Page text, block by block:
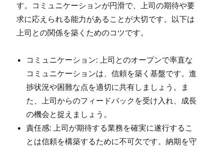
す。コミュニケーションが円滑で、上司の期待や要
求に応えられる能力があることが大切です。以下は
上司との関係を築くためのコツです。
コミュニケーション: 上司とのオープンで率直な
コミュニケーションは、信頼を築く基盤です。進
捗状況や困難な点を適切に共有しましょう。ま
た、上司からのフィードバックを受け入れ、成長
の機会と捉えましょう。
責任感: 上司が期待する業務を確実に遂行するこ
とは信頼を構築するために不可欠です。納期を守